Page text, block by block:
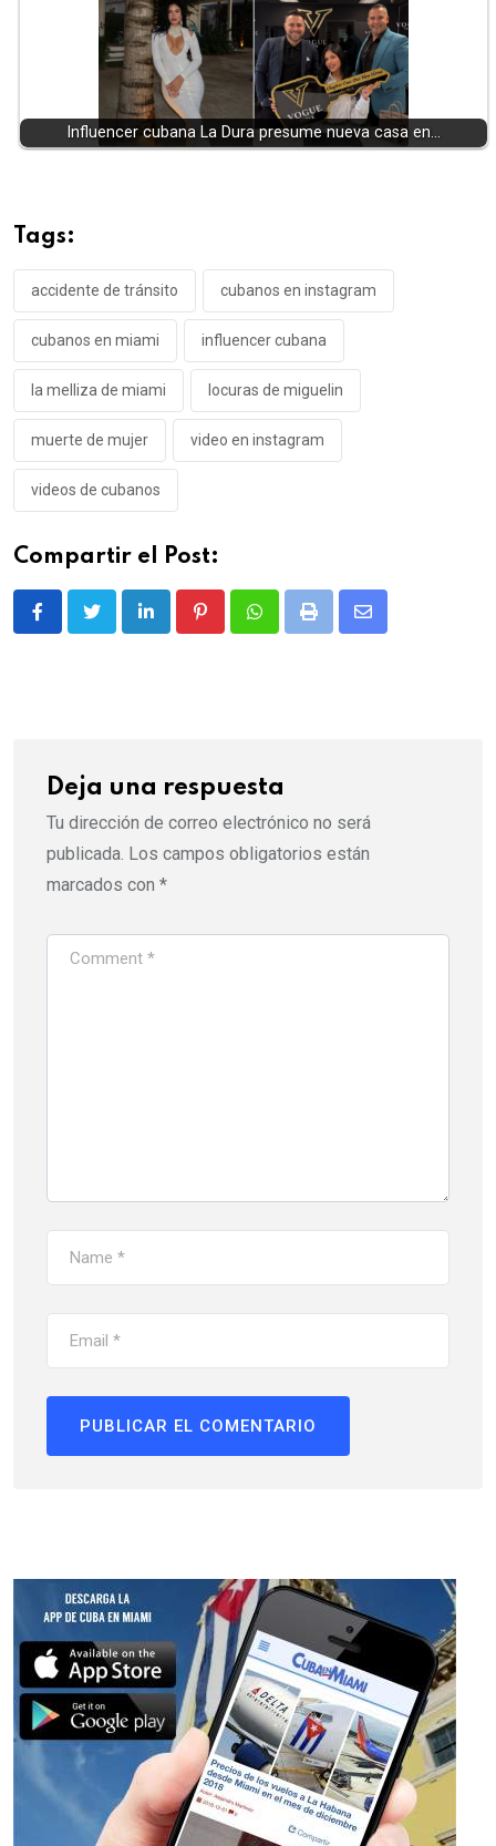
Influencer cubana La Dura presume nueva casa en…
Tags:
accidente de tránsito cubanos en instagram
cubanos en miami influencer cubana
la melliza de miami locuras de miguelin
muerte de mujer video en instagram
videos de cubanos
Compartir el Post:
LinkedIn PinterestWhatsappPrint
Share
Deja una respuesta
Tu dirección de correo electrónico no será
publicada. Los campos obligatorios están
marcados con *